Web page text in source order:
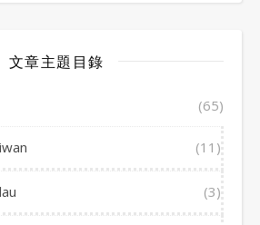
文章主題目錄
(65)
(11)
(3)